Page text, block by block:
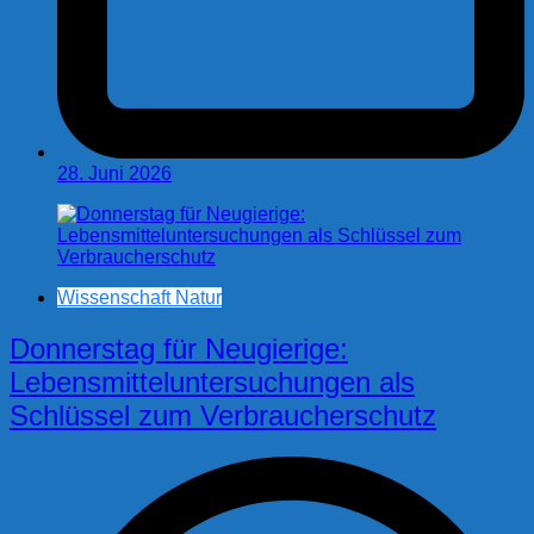
28. Juni 2026
Wissenschaft Natur
Donnerstag für Neugierige:
Lebensmitteluntersuchungen als
Schlüssel zum Verbraucherschutz